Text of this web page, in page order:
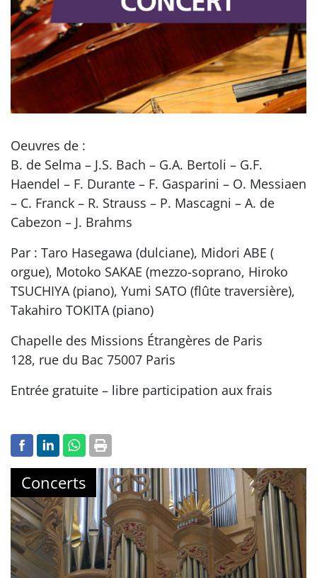
Oeuvres de :
B. de Selma – J.S. Bach – G.A. Bertoli – G.F.
Haendel – F. Durante – F. Gasparini – O. Messiaen
– C. Franck – R. Strauss – P. Mascagni – A. de
Cabezon – J. Brahms
Par : Taro Hasegawa (dulciane), Midori ABE (
orgue), Motoko SAKAE (mezzo-soprano, Hiroko
TSUCHIYA (piano), Yumi SATO (flûte traversière),
Takahiro TOKITA (piano)
Chapelle des Missions Étrangères de Paris
128, rue du Bac 75007 Paris
Entrée gratuite – libre participation aux frais
Concerts